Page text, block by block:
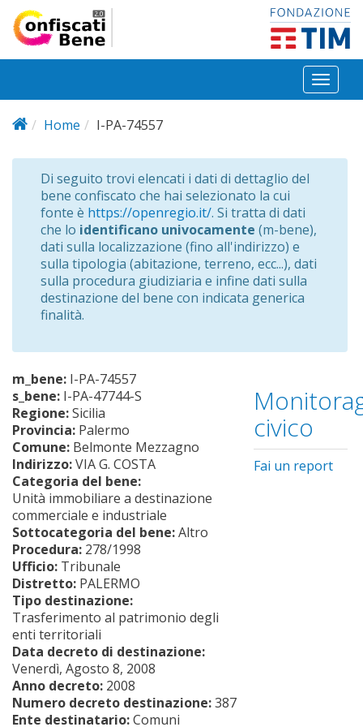
Salta al contenuto principale
Toggle
Home
I-PA-74557
Di seguito trovi elencati i dati di dettaglio del
bene confiscato che hai selezionato la cui
fonte è https://openregio.it/. Si tratta di dati
che lo identificano univocamente (m-bene),
dati sulla localizzazione (fino all'indirizzo) e
sulla tipologia (abitazione, terreno, ecc...), dati
sulla procedura giudiziaria e infine dati sulla
destinazione del bene con indicata generica
finalità.
m_bene: I-PA-74557
s_bene: I-PA-47744-S
Regione:Sicilia
Provincia: Palermo
Comune: Belmonte Mezzagno
Indirizzo:VIA G. COSTA
Categoria del bene:
Unità immobiliare a destinazione
commerciale e industriale
Sottocategoria del bene:Altro
Procedura: 278/1998
Ufficio: Tribunale
Distretto: PALERMO
Tipo destinazione:
Trasferimento al patrimonio degli
enti territoriali
Data decreto di destinazione:
Venerdì, Agosto 8, 2008
Anno decreto: 2008
Numero decreto destinazione:387
Ente destinatario:Comuni
civico
Fai un report